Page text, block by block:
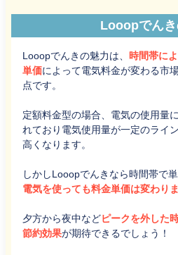
Looopでんき
Looopでんきの魅力は、 時間帯に
単価によって電気料金が変わる市
点です。
定額料金型の場合、電気の使用量
れており電気使用量が一定のライ
高くなります。
しかしLooopでんきなら時間帯で
電気を使っても料金単価は変わりま
夕方から夜中などピークを外した
節約効果が期待できるでしょう！